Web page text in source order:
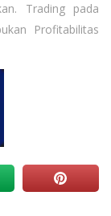
Trading pada
Profitabilitas